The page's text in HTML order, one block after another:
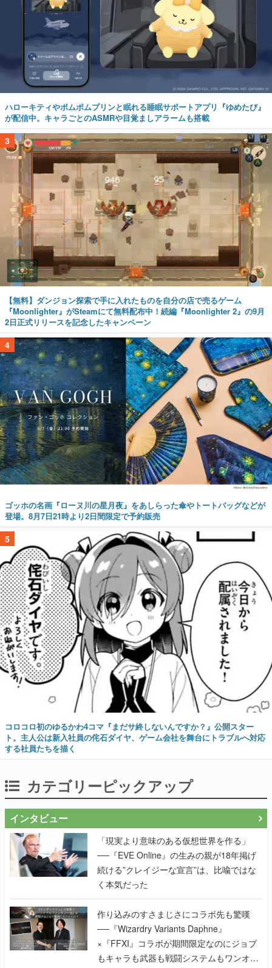
ハローキティやポムポムプリンと眠れる睡眠サポートアプリ『ゆめたび』
が配信中。キャラごとのASMRや目覚ましアラームも搭載
3
【無料】ダンジョン探索で手に入れたものを自分の店で売るゲーム
『Moonlighter』がSteamにて無料配布中！続編『Moonlighter 2』の9月
2日正式リリースを記念したキャンペーン
4
ゴッホの名画『ローヌ川の星月夜』をあしらった傘やトートバッグなどが
登場。8月7日21時より2日間限定で予約販売
5
コロコロ初のゆるかわ4コマ『まだサ終しないんですか？』公開スター
ト。主人公は新入社員の侘石ダイヤ、ゲーム会社を舞台にトラブルへ対応
する社員たちを描く
カテゴリーピックアップ
インタビュー
「現実より意味のある仮想世界を作る」
──『EVE Online』の生みの親が18年掲げ
続ける”クレイジーな宣言”は、比喩ではな
く本気だった
作り込みのすさまじさにコラボ先も驚嘆
──『Wizardry Variants Daphne』
×『FFXI』コラボが期間限定なのにジョブ
もキャラも武器も戦闘システムもワンオフ